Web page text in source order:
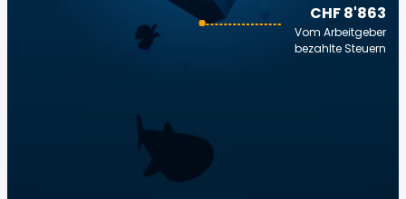
CHF 8'863
Vom Arbeitgeber
bezahlte Steuern